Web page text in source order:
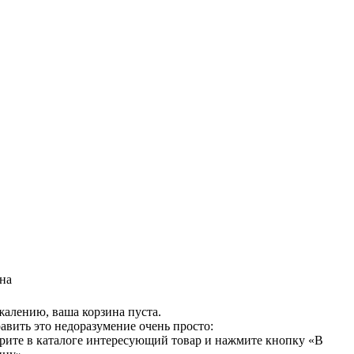
ваша корзина пуста.
это недоразумение очень просто:
в каталоге интересующий товар и нажмите кнопку «В